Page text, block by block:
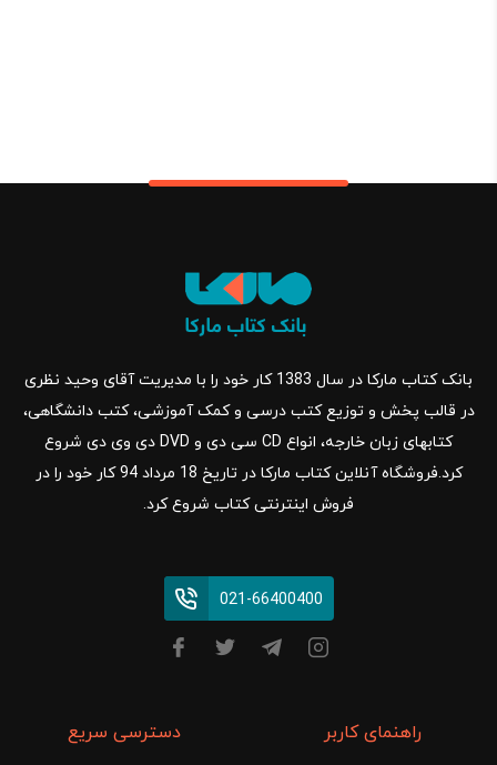
بانک کتاب مارکا در سال 1383 کار خود را با مدیریت آقای وحید نظری
در قالب پخش و توزیع کتب درسی و کمک آموزشی، کتب دانشگاهی،
کتابهای زبان خارجه، انواع CD سی دی و DVD دی وی دی شروع
کرد.فروشگاه آنلاین کتاب مارکا در تاریخ 18 مرداد 94 کار خود را در
فروش اینترنتی کتاب شروع کرد.
021-66400400
راهنمای کاربر دسترسی سریع